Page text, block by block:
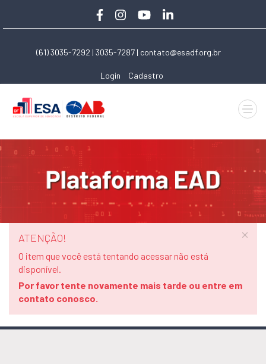
(61) 3035-7292 | 3035-7287 | contato@esadf.org.br
Login Cadastro
ATENÇÃO!
O item que você está tentando acessar não está
disponível.
Por favor tente novamente mais tarde ou entre em
contato conosco.